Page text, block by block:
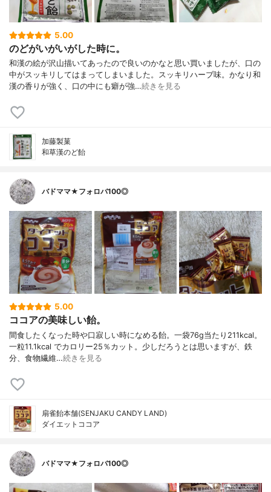
5.00
のどがいがいがした時に。
和漢の絵が沢山描いてあったので良いのかなと思い買いましたが、口の
中がスッキリしてはまってしまいました。スッキリハーブ味。かなり和
漢の香りが強く、口の中にも癖が強…続きを見る
加藤製菓
和草漢のど飴
バドママ★フォロバ100◎
5.00
ココアの美味しい飴。
間食したくなった時や口寂しい時になめる飴。一袋76g当たり211kcal。
一粒11.1kcal でカロリー25％カット。少しだろうとは思いますが、鉄
分、食物繊維…続きを見る
扇雀飴本舗(SENJAKU CANDY LAND)
ダイエットココア
バドママ★フォロバ100◎